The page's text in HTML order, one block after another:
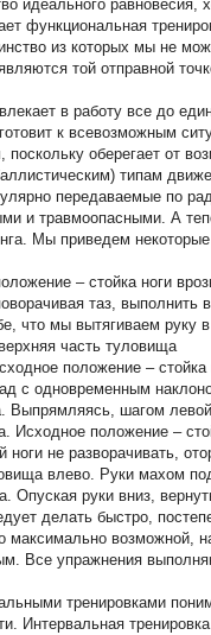
идеального
функциональная
из которых мы не
той отправной
в работу все до
к всевозможным
поскольку оберегает от
типам
передаваемые по
и травмоопасными. А
Мы приведем
– стойка ноги
таз, выполнить
что мы вытягиваем руку
часть туловища
положение – стойка
с одновременным
Выпрямляясь, шагом
положение –
ноги не разворачивать,
влево. Руки махом
Опуская руки вниз,
делать быстро,
максимально возможной,
Все упражнения
тренировками
Интервальная